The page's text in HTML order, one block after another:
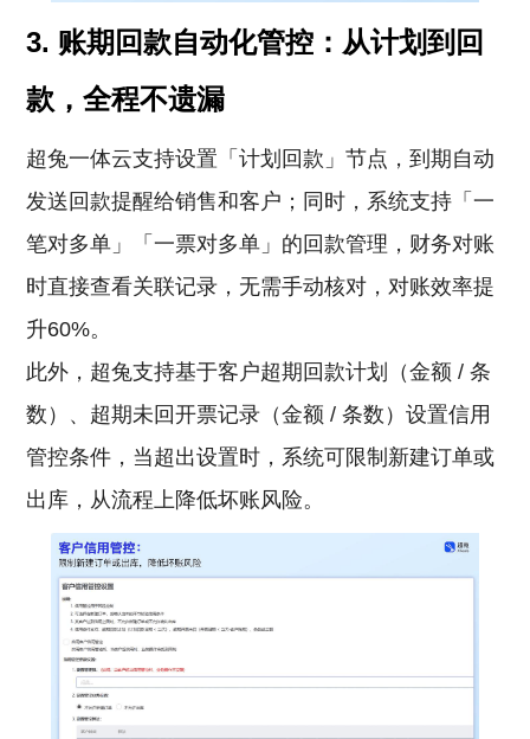
3. 账期回款自动化管控：从计划到回
款，全程不遗漏
超兔一体云支持设置「计划回款」节点，到期自动
发送回款提醒给销售和客户；同时，系统支持「一
笔对多单」「一票对多单」的回款管理，财务对账
时直接查看关联记录，无需手动核对，对账效率提
升60%。
此外，超兔支持基于客户超期回款计划（金额 / 条
数）、超期未回开票记录（金额 / 条数）设置信用
管控条件，当超出设置时，系统可限制新建订单或
出库，从流程上降低坏账风险。